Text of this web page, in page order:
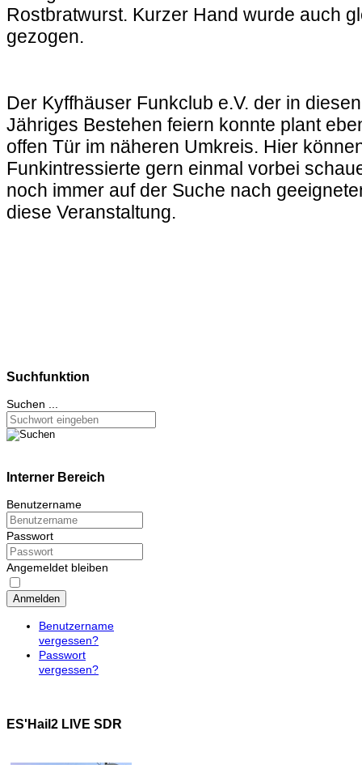
Rostbratwurst. Kurzer Hand wurde auch
gezogen.
Der Kyffhäuser Funkclub e.V. der in
Jähriges Bestehen feiern konnte plant
offen Tür im näheren Umkreis. Hier
Funkintressierte gern einmal vorbei
noch immer auf der Suche nach
diese Veranstaltung.
Suchfunktion
Suchen ...
Interner Bereich
Benutzername
Passwort
Angemeldet bleiben
Anmelden
Benutzername
vergessen?
Passwort
vergessen?
ES'Hail2 LIVE SDR